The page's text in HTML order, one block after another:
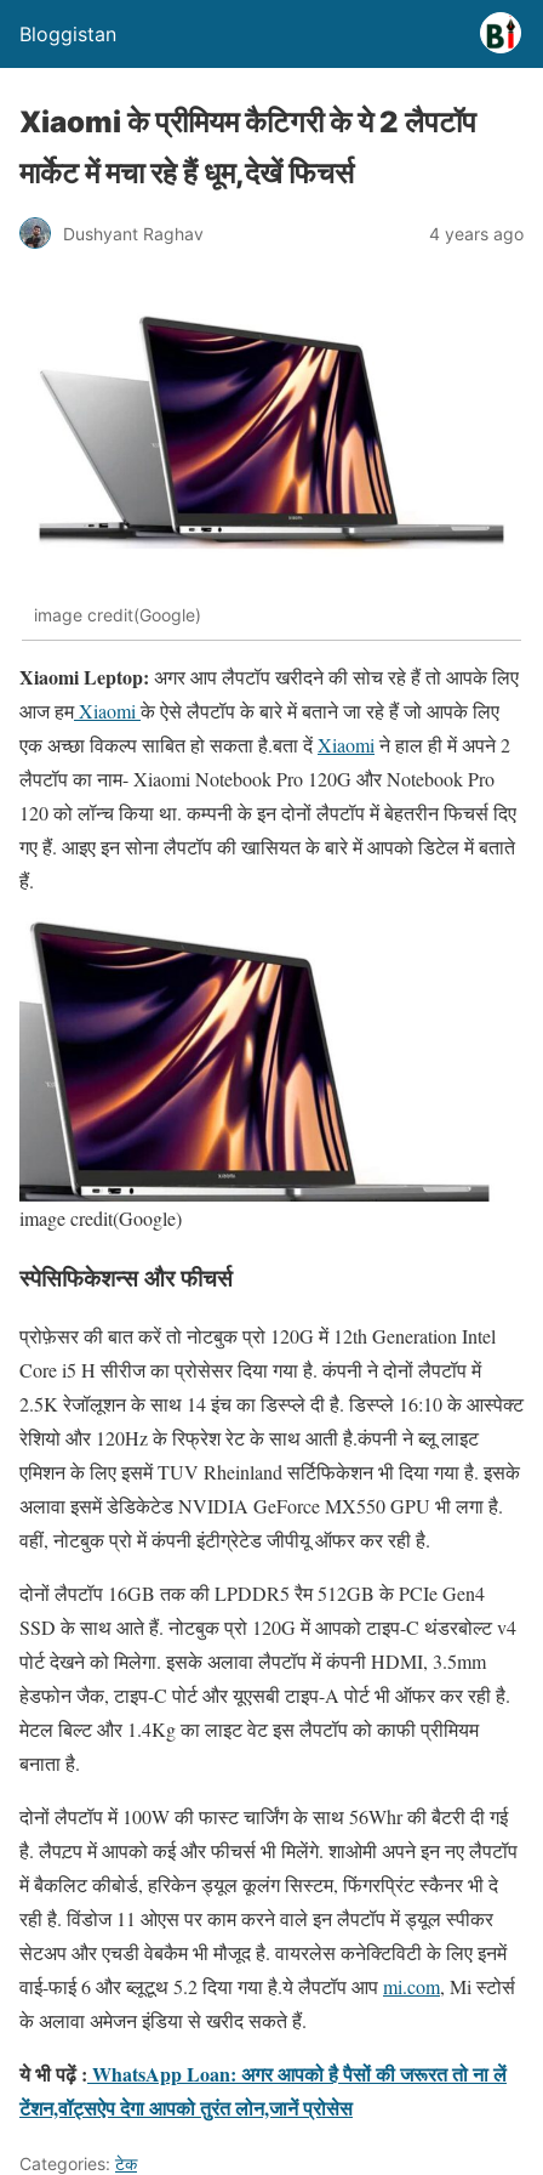
Bloggistan
Xiaomi के प्रीमियम कैटिगरी के ये 2 लैपटॉप
मार्केट में मचा रहे हैं धूम,देखें फिचर्स
Dushyant Raghav 4 years ago
image credit(Google)
Xiaomi Leptop: अगर आप लैपटॉप खरीदने की सोच रहे हैं तो आपके लिए
आज हमXiaomiके ऐसे लैपटॉप के बारे में बताने जा रहे हैं जो आपके लिए
एक अच्छा विकल्प साबित हो सकता है.बता देंXiaomiने हाल ही में अपने 2
लैपटॉप का नाम- Xiaomi Notebook Pro 120G और Notebook Pro
120 को लॉन्च किया था. कम्पनी के इन दोनों लैपटॉप में बेहतरीन फिचर्स दिए
गए हैं. आइए इन सोना लैपटॉप की खासियत के बारे में आपको डिटेल में बताते
हैं.
image credit(Google)
स्पेसिफिकेशन्स और फीचर्स
प्रोफ़ेसर की बात करें तो नोटबुक प्रो 120G में 12th Generation Intel
Core i5 H सीरीज का प्रोसेसर दिया गया है. कंपनी ने दोनों लैपटॉप में
2.5K रेजॉलूशन के साथ 14 इंच का डिस्प्ले दी है. डिस्प्ले 16:10 के आस्पेक्ट
रेशियो और 120Hz के रिफ्रेश रेट के साथ आती है.कंपनी ने ब्लू लाइट
एमिशन के लिए इसमें TUV Rheinland सर्टिफिकेशन भी दिया गया है. इसके
अलावा इसमें डेडिकेटेड NVIDIA GeForce MX550 GPU भी लगा है.
वहीं, नोटबुक प्रो में कंपनी इंटीग्रेटेड जीपीयू ऑफर कर रही है.
दोनों लैपटॉप 16GB तक की LPDDR5 रैम 512GB के PCIe Gen4
SSD के साथ आते हैं. नोटबुक प्रो 120G में आपको टाइप-C थंडरबोल्ट v4
पोर्ट देखने को मिलेगा. इसके अलावा लैपटॉप में कंपनी HDMI, 3.5mm
हेडफोन जैक, टाइप-C पोर्ट और यूएसबी टाइप-A पोर्ट भी ऑफर कर रही है.
मेटल बिल्ट और 1.4Kg का लाइट वेट इस लैपटॉप को काफी प्रीमियम
बनाता है.
दोनों लैपटॉप में 100W की फास्ट चार्जिंग के साथ 56Whr की बैटरी दी गई
है. लैपट़प में आपको कई और फीचर्स भी मिलेंगे. शाओमी अपने इन नए लैपटॉप
में बैकलिट कीबोर्ड, हरिकेन ड्यूल कूलंग सिस्टम, फिंगरप्रिंट स्कैनर भी दे
रही है. विंडोज 11 ओएस पर काम करने वाले इन लैपटॉप में ड्यूल स्पीकर
सेटअप और एचडी वेबकैम भी मौजूद है. वायरलेस कनेक्टिविटी के लिए इनमें
वाई-फाई 6 और ब्लूटूथ 5.2 दिया गया है.ये लैपटॉप आपmi.com, Mi स्टोर्स
के अलावा अमेजन इंडिया से खरीद सकते हैं.
ये भी पढ़ें : WhatsApp Loan: अगर आपको है पैसों की जरूरत तो ना लें
टेंशन,वॉट्सऐप देगा आपको तुरंत लोन,जानें प्रोसेस
Categories: टेक